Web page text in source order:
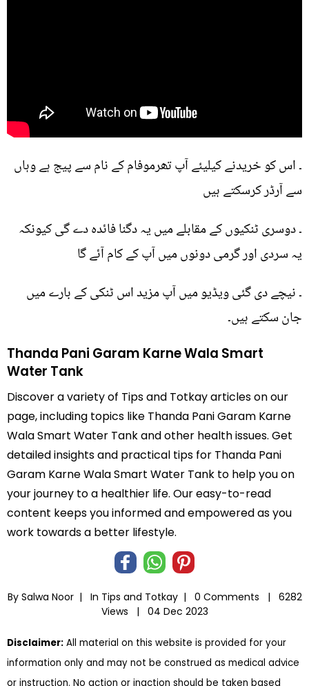
۔ اس کو خریدنے کیلیئے آپ تھرموفام کے نام سے پیج ہے وہاں
سے آرڈر کرسکتے ہیں
۔ دوسری ٹنکیوں کے مقابلے میں یہ دگنا فائدہ دے گی کیونکہ
یہ سردی اور گرمی دونوں میں آپ کے کام آئے گا
۔ نیچے دی گئی ویڈیو میں آپ مزید اس ٹنکی کے بارے میں
جان سکتے ہیں۔
Thanda Pani Garam Karne Wala Smart
Water Tank
Discover a variety of Tips and Totkay articles on our
page, including topics like Thanda Pani Garam Karne
Wala Smart Water Tank and other health issues. Get
detailed insights and practical tips for Thanda Pani
Garam Karne Wala Smart Water Tank to help you on
your journey to a healthier life. Our easy-to-read
content keeps you informed and empowered as you
work towards a better lifestyle.
By Salwa Noor | In Tips and Totkay| 0 Comments |
6282
Views |
04 Dec 2023
Disclaimer: All material on this website is provided for your
information only and may not be construed as medical advice
or instruction. No action or inaction should be taken based